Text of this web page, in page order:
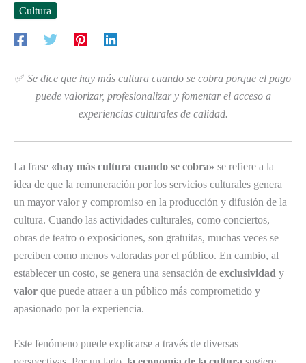
Cultura
✅ Se dice que hay más cultura cuando se cobra porque el pago
puede valorizar, profesionalizar y fomentar el acceso a
experiencias culturales de calidad.
La frase «hay más cultura cuando se cobra» se refiere a la
idea de que la remuneración por los servicios culturales genera
un mayor valor y compromiso en la producción y difusión de la
cultura. Cuando las actividades culturales, como conciertos,
obras de teatro o exposiciones, son gratuitas, muchas veces se
perciben como menos valoradas por el público. En cambio, al
establecer un costo, se genera una sensación de exclusividad y
valor que puede atraer a un público más comprometido y
apasionado por la experiencia.
Este fenómeno puede explicarse a través de diversas